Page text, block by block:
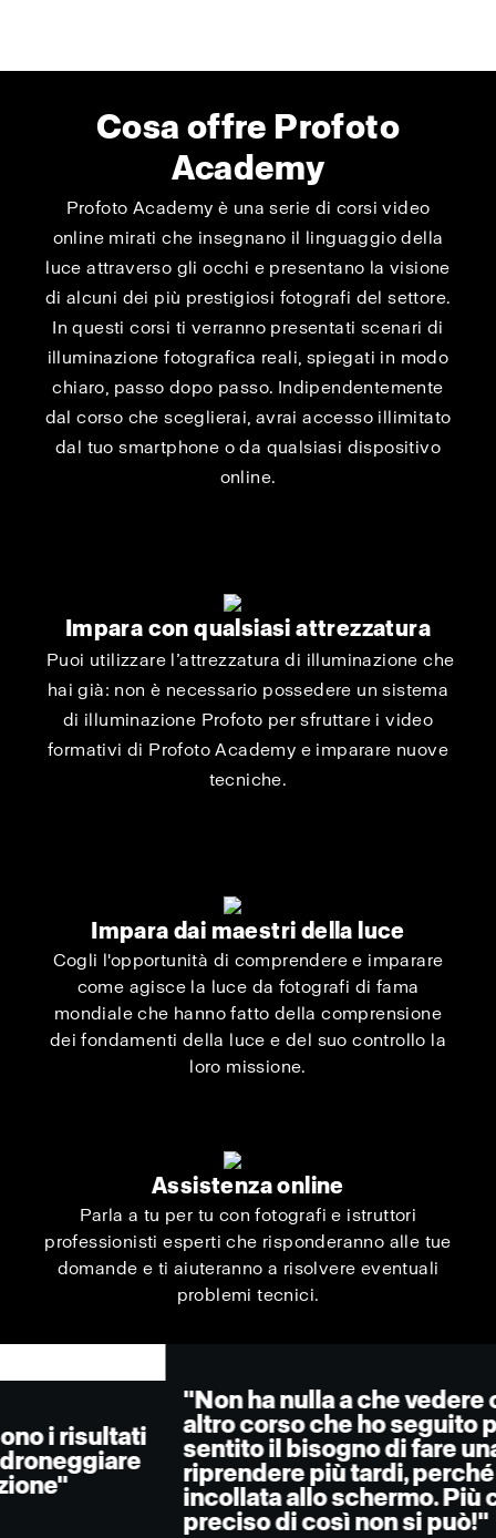
Cosa offre Profoto
Academy
Profoto Academy è una serie di corsi video
online mirati che insegnano il linguaggio della
luce attraverso gli occhi e presentano la visione
di alcuni dei più prestigiosi fotografi del settore.
In questi corsi ti verranno presentati scenari di
illuminazione fotografica reali, spiegati in modo
chiaro, passo dopo passo. Indipendentemente
dal corso che sceglierai, avrai accesso illimitato
dal tuo smartphone o da qualsiasi dispositivo
online.
Impara con qualsiasi attrezzatura
Puoi utilizzare l’attrezzatura di illuminazione che
hai già: non è necessario possedere un sistema
di illuminazione Profoto per sfruttare i video
formativi di Profoto Academy e imparare nuove
tecniche.
Impara dai maestri della luce
Cogli l'opportunità di comprendere e imparare
come agisce la luce da fotografi di fama
mondiale che hanno fatto della comprensione
dei fondamenti della luce e del suo controllo la
loro missione.
Assistenza online
Parla a tu per tu con fotografi e istruttori
professionisti esperti che risponderanno alle tue
domande e ti aiuteranno a risolvere eventuali
problemi tecnici.
"Non ha nulla a che vedere con qualsiasi
altro corso che ho seguito prima. Non ho
sentito il bisogno di fare una pausa e
riprendere più tardi, perché mi ha tenuto
incollata allo schermo. Più chiaro e
preciso di così non si può!"